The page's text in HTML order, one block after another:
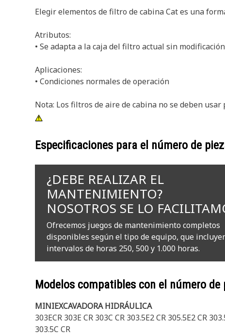
Elegir elementos de filtro de cabina Cat es una
Atributos:
• Se adapta a la caja del filtro actual sin
Aplicaciones:
• Condiciones normales de operación
Nota: Los filtros de aire de cabina no se deben
Especificaciones para el número de
¿DEBE REALIZAR EL
MANTENIMIENTO?
NOSOTROS SE LO
Ofrecemos juegos de mantenimiento completos
disponibles según el tipo de equipo, que
intervalos de horas 250, 500 y 1.000 horas.
Modelos compatibles con el número de
MINIEXCAVADORA HIDRÁULICA
303ECR 303E CR 303C CR 303.5E2 CR 305.5E2 CR
303.5C CR